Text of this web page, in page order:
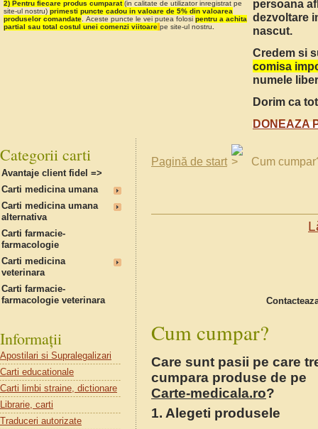
2) Pentru fiecare produs cumparat(in calitate de utilizator inregistrat pe
site-ul nostru) primesti puncte cadou in valoare de 5% din valoarea
produselor comandate . Aceste puncte le vei putea folosi pentru a achita
partial sau total costul unei comenzi viitoare pe site-ul nostru
persoana
dezvoltare
nascut.
Credem si
comisa
numele
Dorim ca
DONEAZA
Pagină de start Cum
Cum cumpar?
Care sunt pasii pe care
cumpara produse de pe
Carte-medicala.ro?
1. Alegeti produsele
Categorii carti
Avantaje client fidel =>
Carti medicina umana
Carti medicina umana
alternativa
Carti farmacie-
farmacologie
Carti medicina
veterinara
Carti farmacie-
farmacologie veterinara
Informații
Apostilari si Supralegalizari
Carti educationale
Carti limbi straine, dictionare
Librarie, carti
Traduceri autorizate